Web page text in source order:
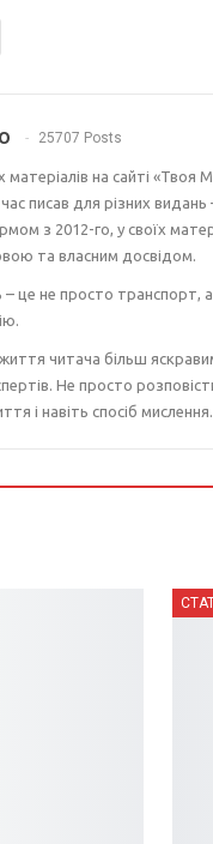
25707 Posts
на сайті
писав для різних
з 2012-го, у своїх
та власним досвідом.
це не просто транспорт,
читача більш
Не просто
і навіть спосіб мислення.